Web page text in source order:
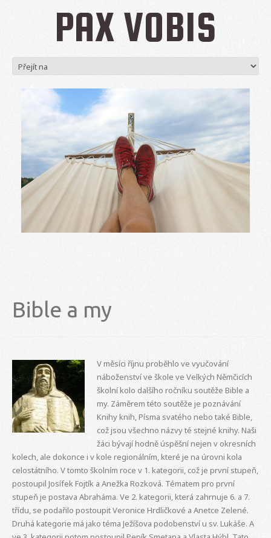
PAX VOBIS
Bible a my
V měsíci říjnu proběhlo ve vyučování
náboženství ve škole ve Velkých Němčicích
školní kolo dalšího ročníku soutěže Bible a
my. Záměrem této soutěže je poznávání
Knihy knih, Písma svatého nebo také Bible,
což jsou všechno názvy té stejné knihy. Naši
žáci bývají hodně úspěšní nejen v okresních
kolech, ale dokonce i v kole regionálním, které je na úrovni kola
celostátního. V tomto školním roce v 1. kategorii, což je první stupeň,
postoupil Josífek Fojtík a Anežka Rozková. Tématem pro první
stupeň je postava Abraháma. Ve 2. kategorii, která zahrnuje 6. a 7.
třídu, se podařilo postoupit Veronice Hrdličkové a Anetce Zelené.
Druhá kategorie má jako téma Ježíšova podobenství u sv. Lukáše. A